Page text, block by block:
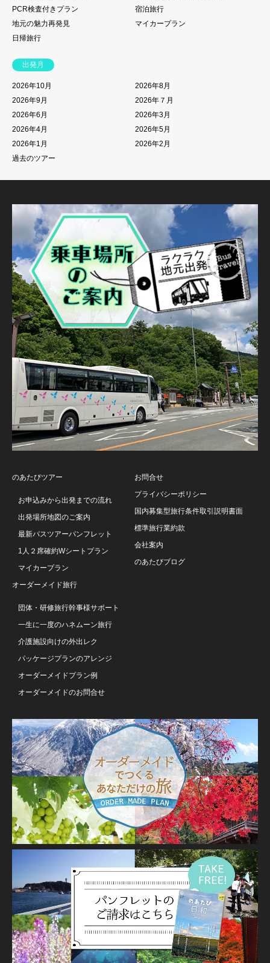
PCR検査付きプラン
宿泊旅行
地元の魅力再発見
マイカープラン
日帰旅行
出発月
2026年10月
2026年8月
2026年9月
2026年７月
2026年6月
2026年3月
2026年4月
2026年5月
2026年1月
2026年2月
過去のツアー
のあたびツアー
お申込みから出発までの流れ
出発場所地図のご案内
最新バスツアーパンフレット
1人２席確約Wシートプラン
マイカープラン
オーダーメイド旅行
団体・研修旅行幹事様サポート
一生に一度のハネムーン旅行
介護施設向けの外出レク
パッケージプランのアレンジ
オーダーメイドプラン例
オーダーメイドのお問合せ
お問合せ
プライバシーポリシー
国内募集型旅行条件取引説明書面
標準旅行業約款
会社案内
のあたびブログ